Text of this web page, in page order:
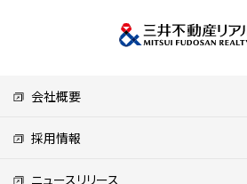
会社概要
採用情報
ニュースリリース